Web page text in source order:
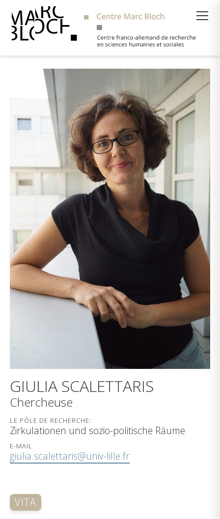
GIULIA SCALETTARIS
Chercheuse
LE PÔLE DE RECHERCHE:
Zirkulationen und sozio-politische Räume
E-MAIL
giulia.scalettaris@univ-lille.fr
VITA